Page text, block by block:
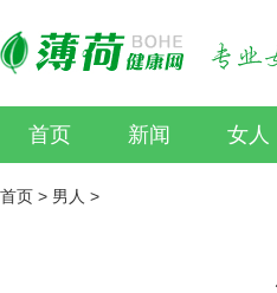
首页 新闻 女人
首页 > 男人 >